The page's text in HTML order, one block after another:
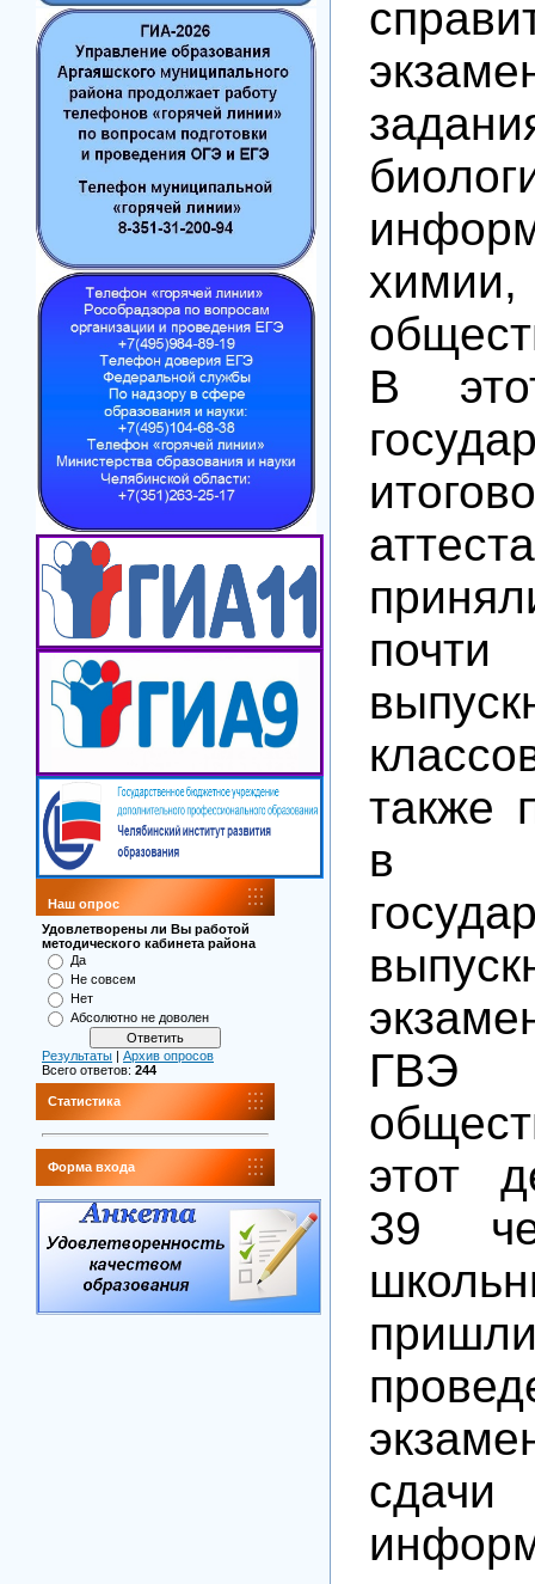
Наш опрос
Удовлетворены ли Вы работой
методического кабинета района
Да
Не совсем
Нет
Абсолютно не доволен
Результаты
Архив опросов
Всего ответов: 244
Статистика
Форма входа
химии,
В
также
в
этот
39